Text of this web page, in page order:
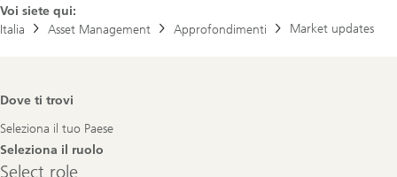
Voi siete qui:
Italia
Asset Management Approfondimenti Market updates
Footer
Dove ti trovi
Seleziona il tuo Paese
Seleziona il ruolo
Select
Select role